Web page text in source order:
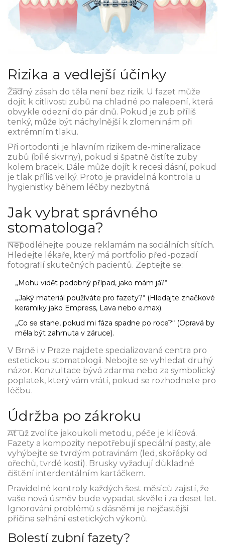
Rizika a vedlejší účinky
Žádný zásah do těla není bez rizik. U fazet může
dojít k citlivosti zubů na chladné po nalepení, která
obvykle odezní do pár dnů. Pokud je zub příliš
tenký, může být náchylnější k zlomeninám při
extrémním tlaku.
Při ortodontii je hlavním rizikem de-mineralizace
zubů (bílé skvrny), pokud si špatně čistíte zuby
kolem bracek. Dále může dojít k recesi dásní, pokud
je tlak příliš velký. Proto je pravidelná kontrola u
hygienistky během léčby nezbytná.
Jak vybrat správného
stomatologa?
Nepodléhejte pouze reklamám na sociálních sítích.
Hledejte lékaře, který má portfolio před-pozadí
fotografií skutečných pacientů. Zeptejte se:
„Mohu vidět podobný případ, jako mám já?“
„Jaký materiál používáte pro fazety?“ (Hledajte značkové
keramiky jako Empress, Lava nebo e.max).
„Co se stane, pokud mi fáza spadne po roce?“ (Opravá by
měla být zahrnuta v záruce).
V Brně i v Praze najdete specializovaná centra pro
estetickou stomatologii. Nebojte se vyhledat druhý
názor. Konzultace bývá zdarma nebo za symbolický
poplatek, který vám vrátí, pokud se rozhodnete pro
léčbu.
Údržba po zákroku
Ať už zvolíte jakoukoli metodu, péče je klíčová.
Fazety a kompozity nepotřebují speciální pasty, ale
vyhýbejte se tvrdým potravinám (led, skořápky od
ořechů, tvrdé kosti). Brusky vyžadují důkladné
čištění interdentálním kartáčkem.
Pravidelné kontroly každých šest měsíců zajistí, že
vaše nová úsměv bude vypadat skvěle i za deset let.
Ignorování problémů s dásněmi je nejčastější
příčina selhání estetických výkonů.
Bolestí zubní fazety?